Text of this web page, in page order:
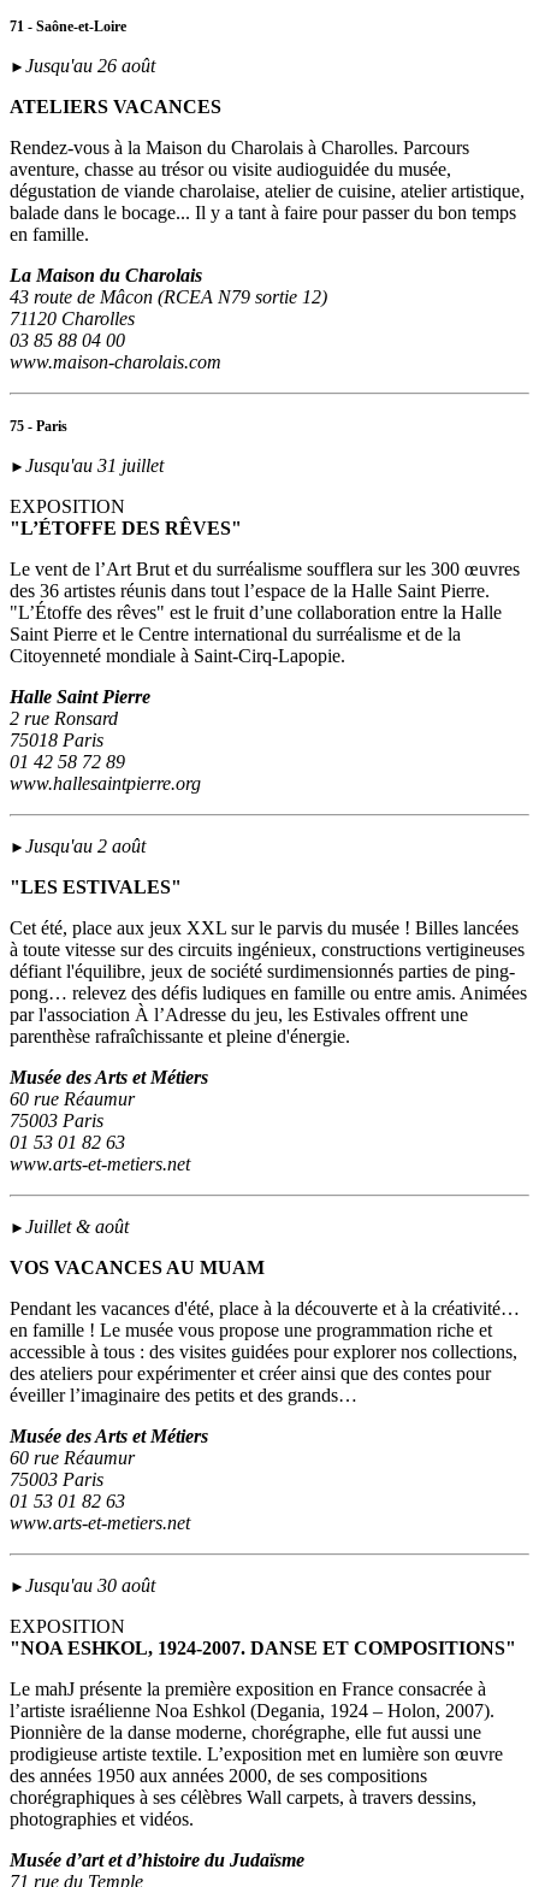
71 - Saône-et-Loire
► Jusqu'au 26 août
ATELIERS VACANCES
Rendez-vous à la Maison du Charolais à Charolles. Parcours
aventure, chasse au trésor ou visite audioguidée du musée,
dégustation de viande charolaise, atelier de cuisine, atelier artistique,
balade dans le bocage... Il y a tant à faire pour passer du bon temps
en famille.
La Maison du Charolais
43 route de Mâcon (RCEA N79 sortie 12)
71120 Charolles
03 85 88 04 00
www.maison-charolais.com
75 - Paris
► Jusqu'au 31 juillet
EXPOSITION
"L’ÉTOFFE DES RÊVES"
Le vent de l’Art Brut et du surréalisme soufflera sur les 300 œuvres
des 36 artistes réunis dans tout l’espace de la Halle Saint Pierre.
"L’Étoffe des rêves" est le fruit d’une collaboration entre la Halle
Saint Pierre et le Centre international du surréalisme et de la
Citoyenneté mondiale à Saint-Cirq-Lapopie.
Halle Saint Pierre
2 rue Ronsard
75018 Paris
01 42 58 72 89
www.hallesaintpierre.org
► Jusqu'au 2 août
"LES ESTIVALES"
Cet été, place aux jeux XXL sur le parvis du musée ! Billes lancées
à toute vitesse sur des circuits ingénieux, constructions vertigineuses
défiant l'équilibre, jeux de société surdimensionnés parties de ping-
pong… relevez des défis ludiques en famille ou entre amis. Animées
par l'association À l’Adresse du jeu, les Estivales offrent une
parenthèse rafraîchissante et pleine d'énergie.
Musée des Arts et Métiers
60 rue Réaumur
75003 Paris
01 53 01 82 63
www.arts-et-metiers.net
► Juillet & août
VOS VACANCES AU MUAM
Pendant les vacances d'été, place à la découverte et à la créativité…
en famille ! Le musée vous propose une programmation riche et
accessible à tous : des visites guidées pour explorer nos collections,
des ateliers pour expérimenter et créer ainsi que des contes pour
éveiller l’imaginaire des petits et des grands…
Musée des Arts et Métiers
60 rue Réaumur
75003 Paris
01 53 01 82 63
www.arts-et-metiers.net
► Jusqu'au 30 août
EXPOSITION
"NOA ESHKOL, 1924-2007. DANSE ET COMPOSITIONS"
Le mahJ présente la première exposition en France consacrée à
l’artiste israélienne Noa Eshkol (Degania, 1924 – Holon, 2007).
Pionnière de la danse moderne, chorégraphe, elle fut aussi une
prodigieuse artiste textile. L’exposition met en lumière son œuvre
des années 1950 aux années 2000, de ses compositions
chorégraphiques à ses célèbres Wall carpets, à travers dessins,
photographies et vidéos.
Musée d’art et d’histoire du Judaïsme
71 rue du Temple